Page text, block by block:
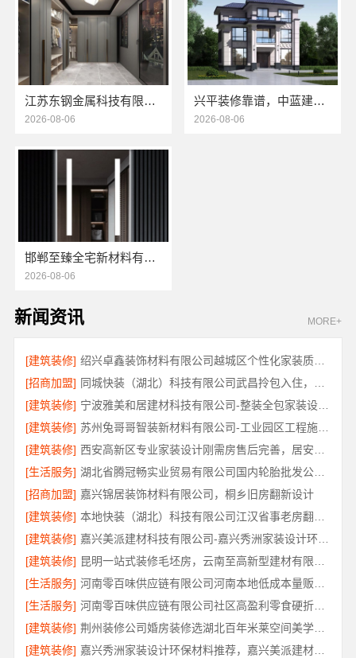
江苏东钢金属科技有限公司：304不锈钢家具全国地址
2026-08-06
兴平装修靠谱，中蓝建投武功分公司全包放心
2026-08-06
邯郸至臻全宅新材料有限公司：永年焕新专业团队打造品质居家
2026-08-06
新闻资讯 MORE+
[建筑装修]
绍兴卓鑫装饰材料有限公司越城区个性化家装质量有保障
[招商加盟]
[建筑装修]
宁波雅美和居建材科技有限公司-整装全包家装设计厨卫改造
[建筑装修]
苏州兔哥哥智装新材料有限公司-工业园区工程施工二手房全包服务
[建筑装修]
[生活服务]
湖北省腾冠畅实业贸易有限公司国内轮胎批发公司流程详解
[招商加盟] 嘉兴锦居装饰材料有限公司，桐乡旧房翻新设计
[建筑装修]
[建筑装修]
嘉兴美派建材科技有限公司-嘉兴秀洲家装设计环保材料推荐
[建筑装修]
[生活服务]
[生活服务]
河南零百味供应链有限公司社区高盈利零食硬折扣全域盈利
[建筑装修]
荆州装修公司婚房装修选湖北百年米莱空间美学装饰材料有限公司
[建筑装修]
嘉兴秀洲家装设计环保材料推荐，嘉兴美派建材科技靠谱